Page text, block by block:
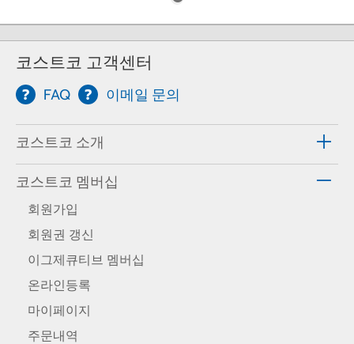
코스트코 고객센터
FAQ 이메일 문의
코스트코 소개
코스트코 멤버십
회원가입
회원권 갱신
이그제큐티브 멤버십
온라인등록
마이페이지
주문내역